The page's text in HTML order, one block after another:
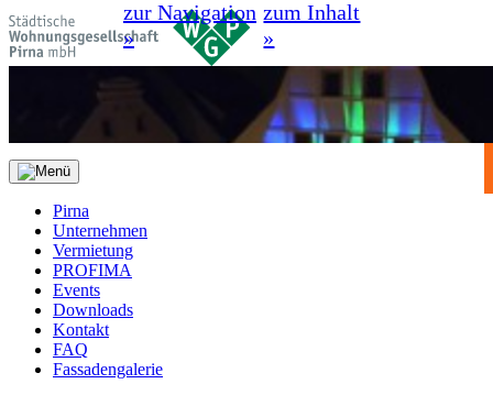
zur Navigation
»
zum Inhalt
»
Pirna
Unternehmen
Vermietung
PROFIMA
Events
Downloads
Kontakt
FAQ
Fassadengalerie